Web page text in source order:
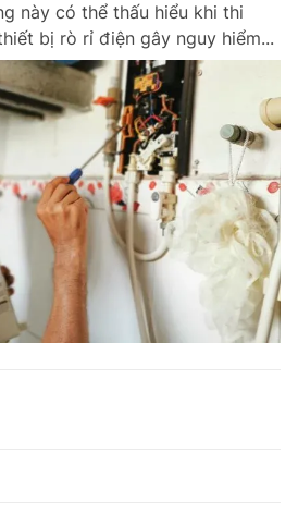
này có thể thấu hiểu khi thi
bị rò rỉ điện gây nguy hiểm...